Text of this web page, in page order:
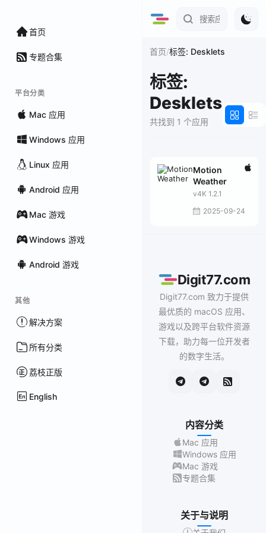
首页
专题合集
平台分类
Mac 应用
Windows 应用
Linux 应用
Android 应用
Mac 游戏
Windows 游戏
Android 游戏
其他
解决方案
所有分类
荔枝正版
English
首页/标签: Desklets
标签:
Desklets
共找到 1 个应用
Motion
Weather
v4K 1.2.1
2025-09-24
Digit77.com
Digit77.com 致力于提供
最优质的 macOS 应用、
游戏以及跨平台软件资源
下载，助力每一位开发者
的数字生活。
内容分类
Mac 应用
Windows 应用
Mac 游戏
专题合集
关于与说明